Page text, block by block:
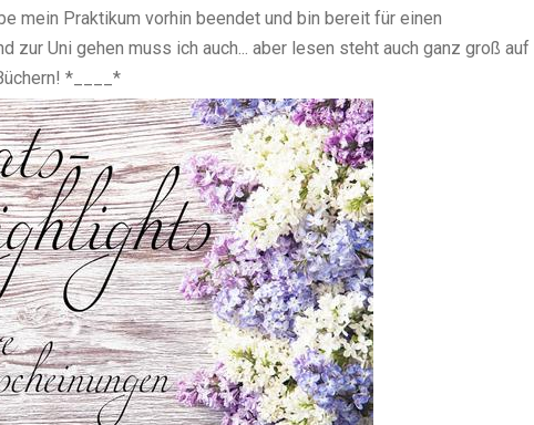
mein Praktikum vorhin beendet und bin bereit für einen
zur Uni gehen muss ich auch... aber lesen steht auch ganz groß auf
*____*